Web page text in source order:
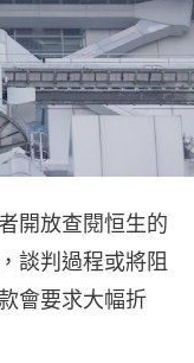
開放查閱恒生的
談判過程或將阻
會要求大幅折